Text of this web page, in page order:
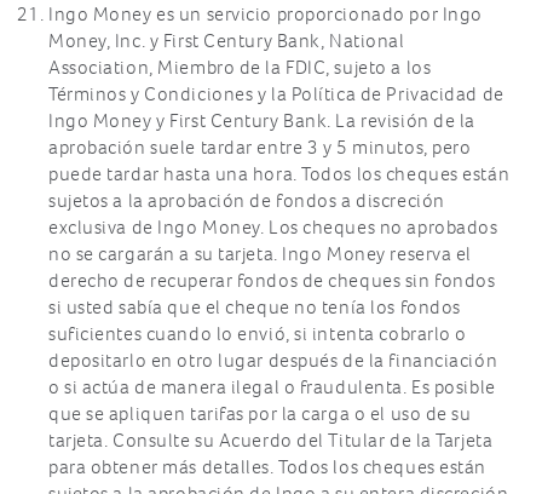
Ingo Money es un servicio proporcionado por Ingo
Money, Inc. y First Century Bank, National
Association, Miembro de la FDIC, sujeto a los
Términos y Condiciones y la Política de Privacidad de
Ingo Money y First Century Bank. La revisión de la
aprobación suele tardar entre 3 y 5 minutos, pero
puede tardar hasta una hora. Todos los cheques están
sujetos a la aprobación de fondos a discreción
exclusiva de Ingo Money. Los cheques no aprobados
no se cargarán a su tarjeta. Ingo Money reserva el
derecho de recuperar fondos de cheques sin fondos
si usted sabía que el cheque no tenía los fondos
suficientes cuando lo envió, si intenta cobrarlo o
depositarlo en otro lugar después de la financiación
o si actúa de manera ilegal o fraudulenta. Es posible
que se apliquen tarifas por la carga o el uso de su
tarjeta. Consulte su Acuerdo del Titular de la Tarjeta
para obtener más detalles. Todos los cheques están